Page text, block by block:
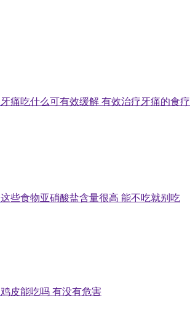
牙痛吃什么可有效缓解 有效治疗牙痛的食疗
这些食物亚硝酸盐含量很高 能不吃就别吃
鸡皮能吃吗 有没有危害